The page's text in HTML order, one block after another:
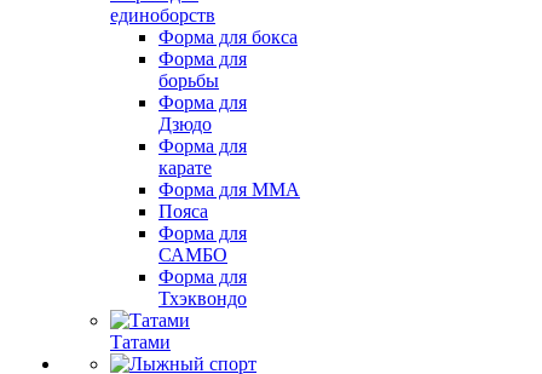
единоборств
Форма для бокса
Форма для
борьбы
Форма для
Дзюдо
Форма для
карате
Форма для MMA
Пояса
Форма для
САМБО
Форма для
Тхэквондо
Татами